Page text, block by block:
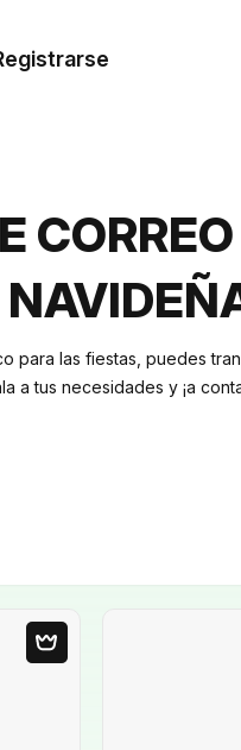
CORREO
para las fiestas, puedes
a tus necesidades y ¡a